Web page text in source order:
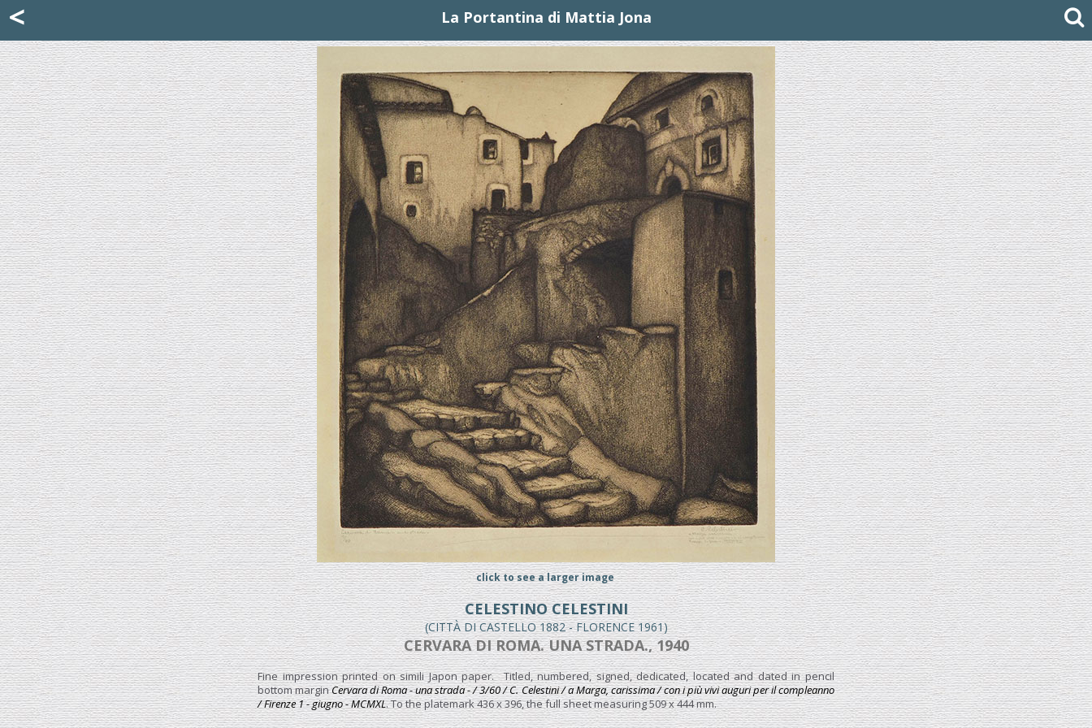
< La Portantina di Mattia Jona
click to see a larger image
CELESTINO CELESTINI
(CITTÀ DI CASTELLO 1882 - FLORENCE 1961)
CERVARA DI ROMA. UNA STRADA., 1940
Fine impression printed on simili Japon paper. Titled, numbered, signed, dedicated, located and dated in pencil
bottom marginCervara di Roma - una strada - / 3/60 / C. Celestini / a Marga, carissima / con i più vivi auguri per il compleanno
/ Firenze 1 - giugno - MCMXL. To the platemark 436 x 396, the full sheet measuring 509 x 444 mm.